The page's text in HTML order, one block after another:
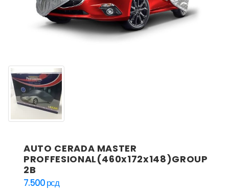
AUTO CERADA MASTER
PROFFESIONAL(460x172x148)GROUP
2B
7.500рсд